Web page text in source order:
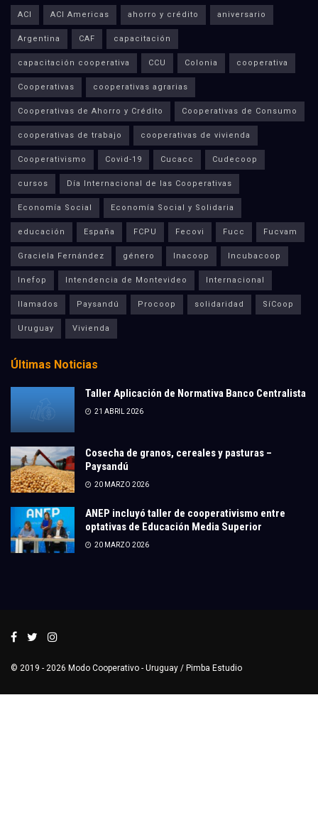
ACI ACI Americas ahorro y crédito aniversario
Argentina CAF capacitación
capacitación cooperativa CCU Colonia cooperativa
Cooperativas cooperativas agrarias
Cooperativas de Ahorro y Crédito Cooperativas de Consumo
cooperativas de trabajo cooperativas de vivienda
Cooperativismo Covid-19 Cucacc Cudecoop
cursos Día Internacional de las Cooperativas
Economía Social Economía Social y Solidaria
educación España FCPU Fecovi Fucc Fucvam
Graciela Fernández género Inacoop Incubacoop
Inefop Intendencia de Montevideo Internacional
llamados Paysandú Procoop solidaridad SíCoop
Uruguay Vivienda
Últimas Noticias
Taller Aplicación de Normativa Banco Centralista
21 ABRIL 2026
Cosecha de granos, cereales y pasturas –
Paysandú
20 MARZO 2026
ANEP incluyó taller de cooperativismo entre
optativas de Educación Media Superior
20 MARZO 2026
© 2019 - 2026 Modo Cooperativo - Uruguay / Pimba Estudio